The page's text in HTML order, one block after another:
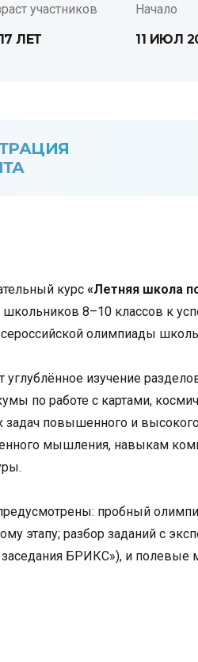
участников
ЛЕТ
Начало
11 ИЮЛ
курс «Летняя школа
школьников 8–10 классов к
олимпиады
изучение
по работе с картами,
повышенного и
мышления, навыкам
пробный
этапу; разбор заданий с
БРИКС»), и полевые